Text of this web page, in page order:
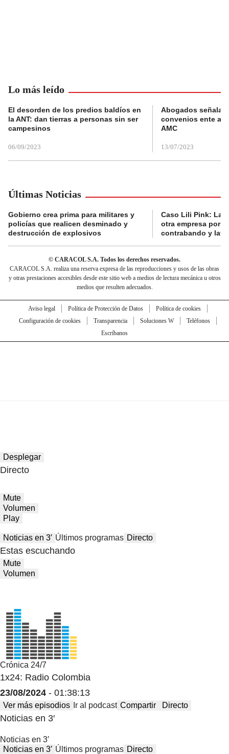
Lo más leído
El desorden de los predios baldíos en
la ANT: dan tierras a personas sin ser
campesinos
06/09/2023
Abogados
convenios ente
AMC
13/07/2023
Últimas Noticias
Gobierno crea prima para militares y
policías que realicen desminado y
destrucción de explosivos
Caso Lili Pink: La
otra empresa por
contrabando y
© CARACOL S.A. Todos los derechos reservados.
CARACOL S.A. realiza una reserva expresa de las reproducciones y usos de las obras
y otras prestaciones accesibles desde este sitio web a medios de lectura mecánica u otros
medios que resulten adecuados.
Aviso legal Política de Protección de Datos
Política de cookies
Configuración de cookies
Transparencia Soluciones W
Teléfonos
Escríbanos
Desplegar
Directo
Mute
Volumen
Play
Noticias en 3′ Últimos programas Directo
Estas escuchando
Mute
Volumen
Crónica 24/7
1x24: Radio Colombia
23/08/2024 - 01:38:13
Ver más episodios Ir al podcast Compartir Directo
Noticias en 3′
Noticias en 3′
Noticias en 3′ Últimos programas Directo